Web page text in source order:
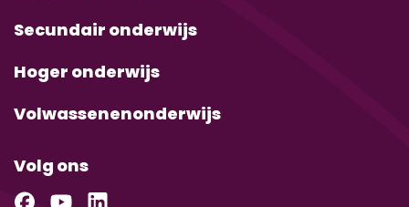
Secundair onderwijs
Hoger onderwijs
Volwassenenonderwijs
Volg ons